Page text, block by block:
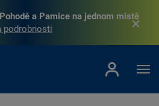
a Pamice na jednom místě
podrobnosti